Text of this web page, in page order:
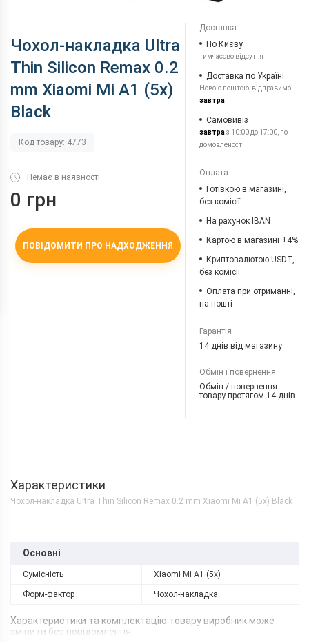
Чохол-накладка Ultra
Thin Silicon Remax 0.2
mm Xiaomi Mi A1 (5x)
Black
Код товару: 4773
Немає в наявності
0 грн
ПОВІДОМИТИ ПРО НАДХОДЖЕННЯ
Доставка
По Києву
тимчасово відсутня
Доставка по Україні
Новою поштою, відправимо
завтра
Самовивіз
завтраз 10:00 до 17:00, по
домовленості
Оплата
Готівкою в магазині,
без комісії
На рахунок IBAN
Картою в магазині +4%
Криптовалютою USDT,
без комісії
Оплата при отриманні,
на пошті
Гарантія
14 днів від магазину
Обмін і повернення
Обмін / повернення
товару протягом 14 днів
Характеристики
Чохол-накладка Ultra Thin Silicon Remax 0.2 mm Xiaomi Mi A1 (5x) Black
Основні
Сумісність Xiaomi Mi A1 (5x)
Форм-фактор Чохол-накладка
Характеристики та комплектацію товару виробник може
змінити без повідомлення.